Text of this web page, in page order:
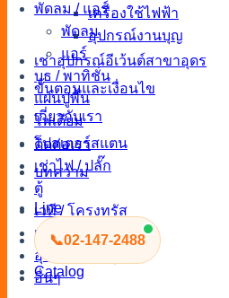
เครื่องใช้ไฟฟ้า
อุปกรณ์งานบุญ
เช่าอุปกรณ์อีเว้นต์สาขาอุดร
ขั้นตอนและเงื่อนไข
เกี่ยวกับเรา
ติดต่อเรา
บทความ
Line
📞02-147-2488
Catalog
พัดลม / แอร์
พัดลม
แอร์
บูธ / พาทิชั่น
แผ่นปูพื้น
โพเดียม
โปสเตอร์สแตน
เช่าไฟ / ปลั๊ก
ตู้
เวที / โครงทรัส
เครื่องใช้ไฟฟ้า
อุปกรณ์งานบุญ
อื่นๆ